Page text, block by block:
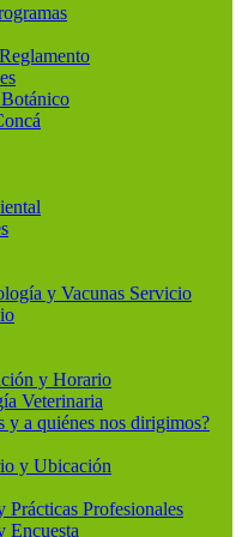
y Vacunas Servicio
y Horario
Veterinaria
y a quiénes nos dirigimos?
y Ubicación
Prácticas Profesionales
Encuesta